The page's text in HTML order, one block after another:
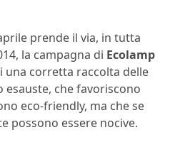
prende il via, in tutta
la campagna di Ecolamp
una corretta raccolta delle
esauste, che favoriscono
eco-friendly, ma che se
possono essere nocive.